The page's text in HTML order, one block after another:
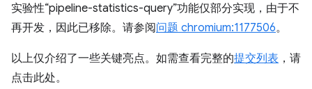
实验性“pipeline-statistics-query”功能仅部分实现，由于不
再开发，因此已移除。请参阅问题 chromium:1177506。
以上仅介绍了一些关键亮点。如需查看完整的提交列表 ，请
点击此处。